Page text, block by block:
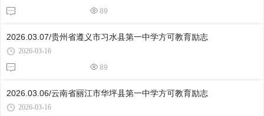
89
2026.03.07/贵州省遵义市习水县第一中学方可教育励志
2026-03-16
89
2026.03.06/云南省丽江市华坪县第一中学方可教育励志
2026-03-16